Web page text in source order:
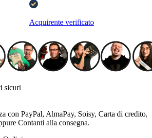
Acquirente verificato
sicuri
con PayPal, AlmaPay, Soisy, Carta di credito,
Contanti alla consegna.